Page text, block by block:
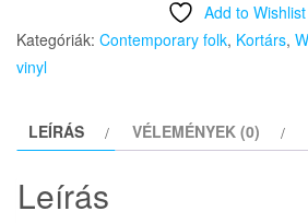
a
Papírsárkányok
mennyiség
Add to Wishlist
Kategóriák: Contemporary folk, Kortárs,
vinyl
LEÍRÁS VÉLEMÉNYEK (0)
Leírás